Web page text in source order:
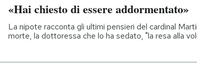
«Hai chiesto di essere addormentato»
La nipote racconta gli ultimi pensieri del cardinal
morte, la dottoressa che lo ha sedato, "la resa alla